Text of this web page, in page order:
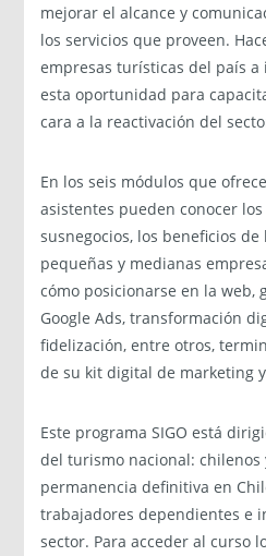
mejorar el alcance y
los servicios que proveen.
empresas turísticas del país
esta oportunidad para
cara a la reactivación del
En los seis módulos que
asistentes pueden conocer
susnegocios, los beneficios
pequeñas y medianas
cómo posicionarse en la web,
Google Ads, transformación
fidelización, entre otros,
de su kit digital de marketing
Este programa SIGO está
del turismo nacional: chilenos
permanencia definitiva en
trabajadores dependientes e
sector. Para acceder al curso